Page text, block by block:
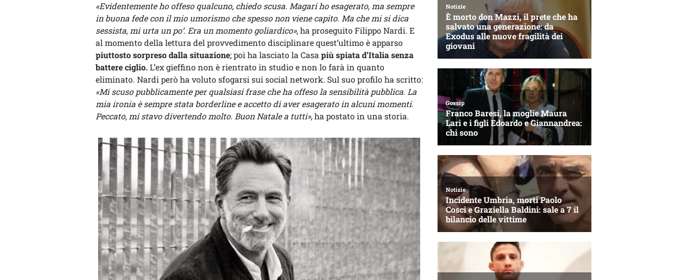
«Evidentemente ho offeso qualcuno, chiedo scusa. Magari ho esagerato, ma sempre
in buona fede con il mio umorismo che spesso non viene capito. Ma che mi si dica
sessista, mi urta un po’. Era un momento goliardico», ha proseguito Filippo Nardi. E
al momento della lettura del provvedimento disciplinare quest’ultimo è apparso
piuttosto sorpreso dalla situazione; poi ha lasciato la Casa più spiata d’Italia senza
battere ciglio.L’ex gieffino non è rientrato in studio e non lo farà in quanto
eliminato. Nardi però ha voluto sfogarsi sui social network. Sul suo profilo ha scritto:
«Mi scuso pubblicamente per qualsiasi frase che ha offeso la sensibilità pubblica. La
mia ironia è sempre stata borderline e accetto di aver esagerato in alcuni momenti.
Peccato, mi stavo divertendo molto. Buon Natale a tutti»,ha postato in una storia.